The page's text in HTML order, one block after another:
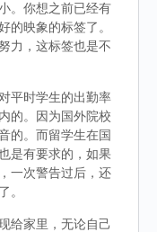
。你想之前已经有
的映象的标签了。
力，这标签也是不
平时学生的出勤率
的。因为国外院校
的。而留学生在国
是有要求的，如果
一次警告过后，还
。
给家里，无论自己